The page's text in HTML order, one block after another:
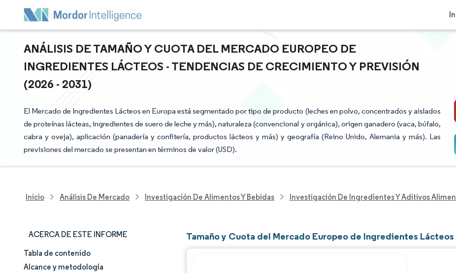
ANÁLISIS DE TAMAÑO Y CUOTA DEL MERCADO EUROPEO DE
INGREDIENTES LÁCTEOS - TENDENCIAS DE CRECIMIENTO Y PREVISIÓN
(2026 - 2031)
El Mercado de Ingredientes Lácteos en Europa está segmentado por tipo de producto (leches en polvo, concentrados y aislados
de proteínas lácteas, ingredientes de suero de leche y más), naturaleza (convencional y orgánica), origen ganadero (vaca, búfalo,
cabra y oveja), aplicación (panadería y confitería, productos lácteos y más) y geografía (Reino Unido, Alemania y más). Las
previsiones del mercado se presentan en términos de valor (USD).
Inicio Análisis De Mercado Investigación De Alimentos Y Bebidas Investigación De Ingredientes Y Aditivos
ACERCA DE ESTE INFORME
Tamaño y cuota de mercado
Tabla de contenido
Alcance y metodología
Tamaño y Cuota del Mercado Europeo de Ingredientes Lácteos